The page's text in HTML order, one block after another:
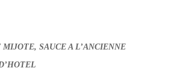
SAUCE A L’ANCIENNE